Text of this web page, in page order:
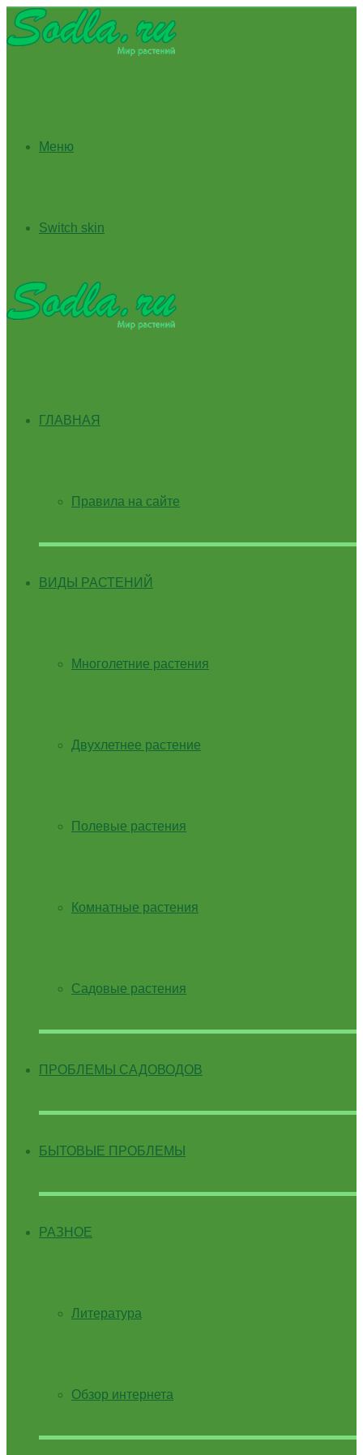
Меню
Switch skin
ГЛАВНАЯ
Правила на сайте
ВИДЫ РАСТЕНИЙ
Многолетние растения
Двухлетнее растение
Полевые растения
Комнатные растения
Садовые растения
ПРОБЛЕМЫ САДОВОДОВ
БЫТОВЫЕ ПРОБЛЕМЫ
РАЗНОЕ
Литература
Обзор интернета